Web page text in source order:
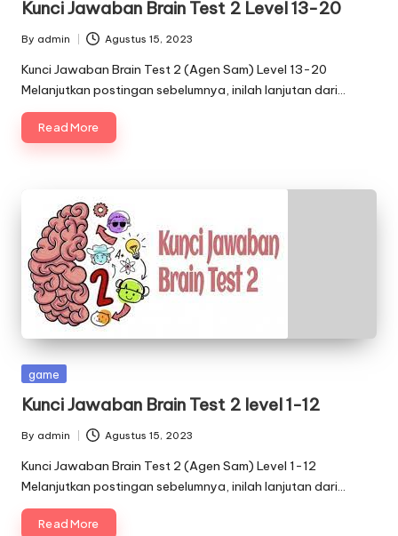
Kunci Jawaban Brain Test 2 Level 13-20
Posted
by
By admin Agustus 15, 2023
Kunci Jawaban Brain Test 2 (Agen Sam) Level 13-20
Melanjutkan postingan sebelumnya, inilah lanjutan dari…
Read More
Posted
game
Kunci Jawaban Brain Test 2 level 1-12
Posted
by
By admin Agustus 15, 2023
Kunci Jawaban Brain Test 2 (Agen Sam) Level 1-12
Melanjutkan postingan sebelumnya, inilah lanjutan dari…
Read More